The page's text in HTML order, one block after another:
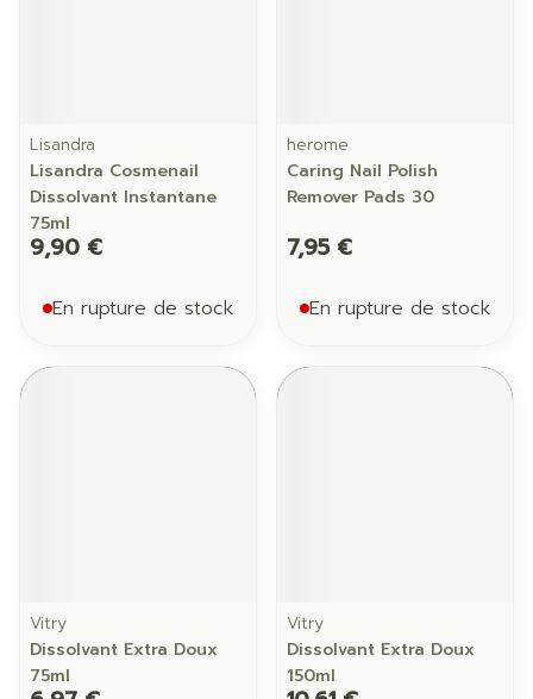
Lisandra
Lisandra Cosmenail
Dissolvant Instantane
75ml
9,90 €
En rupture de stock
herome
Caring Nail Polish
Remover Pads 30
7,95 €
En rupture de stock
Vitry
Dissolvant Extra Doux
75ml
Vitry
Dissolvant Extra Doux
150ml